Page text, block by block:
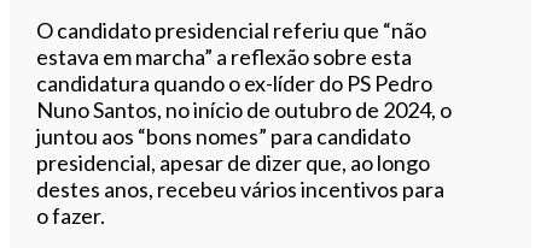
O candidato presidencial referiu que “não
estava em marcha” a reflexão sobre esta
candidatura quando o ex-líder do PS Pedro
Nuno Santos, no início de outubro de 2024, o
juntou aos “bons nomes” para candidato
presidencial, apesar de dizer que, ao longo
destes anos, recebeu vários incentivos para
o fazer.